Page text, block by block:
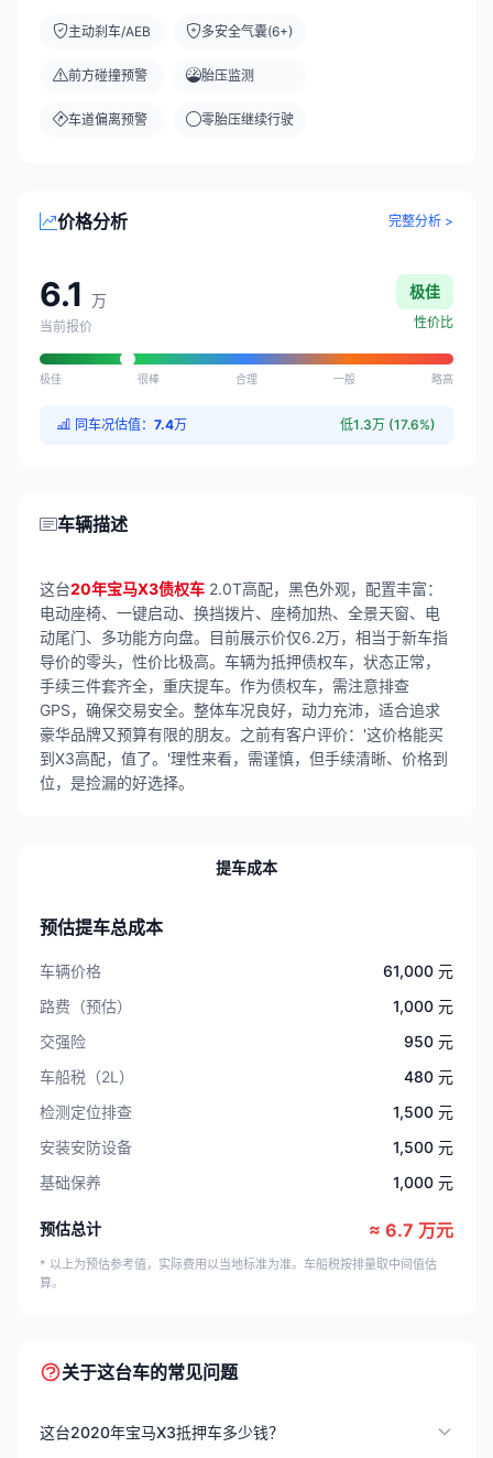
主动刹车/AEB
前方碰撞预警
车道偏离预警
多安全气囊(6+)
胎压监测
零胎压继续行驶
价格分析 完整分析 >
6.1 万
当前报价
极佳
性价比
极佳 很棒 合理 一般 略高
同车况估值： 7.4万 低1.3万 (17.6%)
车辆描述
这台20年宝马X3债权车 2.0T高配，黑色外观，配置丰富：
电动座椅、一键启动、换挡拨片、座椅加热、全景天窗、电
动尾门、多功能方向盘。目前展示价仅6.2万，相当于新车指
导价的零头，性价比极高。车辆为抵押债权车，状态正常，
手续三件套齐全，重庆提车。作为债权车，需注意排查
GPS，确保交易安全。整体车况良好，动力充沛，适合追求
豪华品牌又预算有限的朋友。之前有客户评价：'这价格能买
到X3高配，值了。'理性来看，需谨慎，但手续清晰、价格到
位，是捡漏的好选择。
提车成本
预估提车总成本
车辆价格
61,000 元
路费（预估）
1,000 元
交强险
950 元
车船税（2L）
480 元
检测定位排查
1,500 元
安装安防设备
1,500 元
基础保养
1,000 元
预估总计 ≈ 6.7 万元
* 以上为预估参考值，实际费用以当地标准为准。车船税按排量取中间值估
算。
关于这台车的常见问题
这台2020年宝马X3抵押车多少钱？